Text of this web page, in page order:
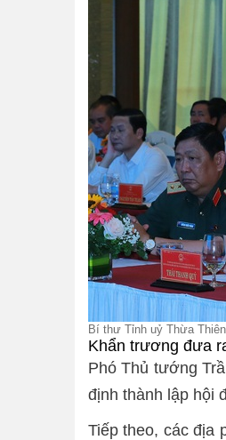
Bí thư Tỉnh uỷ Thừa
Khẩn trương đưa
Phó Thủ tướng
định thành lập hội
Tiếp theo, các địa